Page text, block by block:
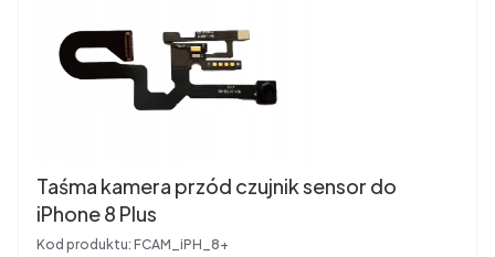
Taśma kamera przód czujnik sensor do
iPhone 8 Plus
Kod produktu: FCAM_iPH_8+